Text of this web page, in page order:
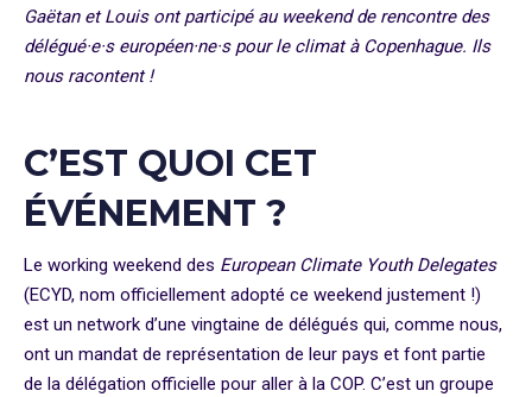
Gaëtan et Louis ont participé au weekend de rencontre des
délégué·e·s européen·ne·s pour le climat à Copenhague. Ils
nous racontent !
C’EST QUOI CET
ÉVÉNEMENT ?
Le working weekend des European Climate Youth Delegates
(ECYD, nom officiellement adopté ce weekend justement !)
est un network d’une vingtaine de délégués qui, comme nous,
ont un mandat de représentation de leur pays et font partie
de la délégation officielle pour aller à la COP. C’est un groupe